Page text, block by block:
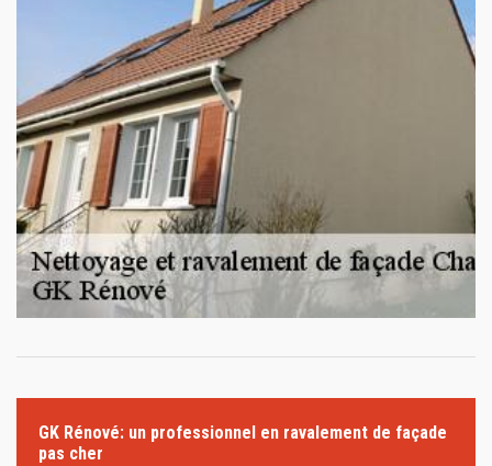
GK Rénové: un professionnel en ravalement de façade
pas cher